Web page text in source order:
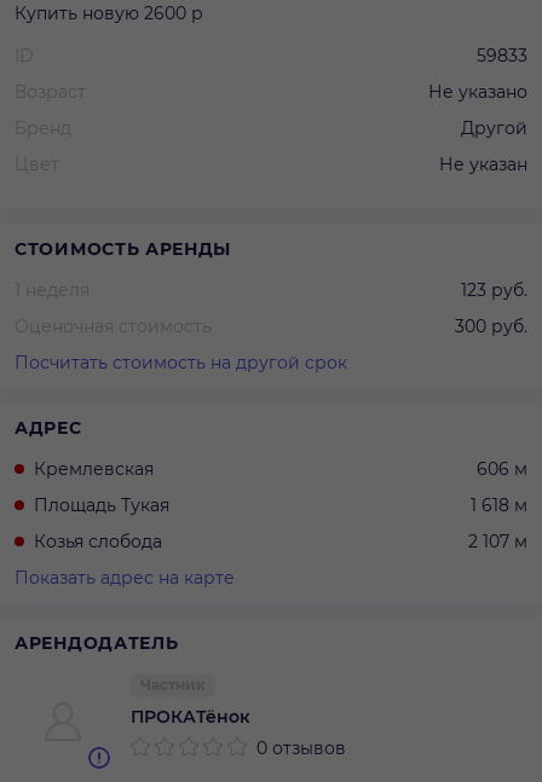
Купить новую 2600 р
ID
59833
Возраст
Не указано
Бренд
Другой
Цвет
Не указан
СТОИМОСТЬ АРЕНДЫ
1 неделя
123 руб.
Оценочная стоимость
300 руб.
Посчитать стоимость на другой срок
АДРЕС
Кремлевская
606 м
Площадь Тукая
1 618 м
Козья слобода
2 107 м
Показать адрес на карте
АРЕНДОДАТЕЛЬ
ПРОКАТёнок
0 отзывов